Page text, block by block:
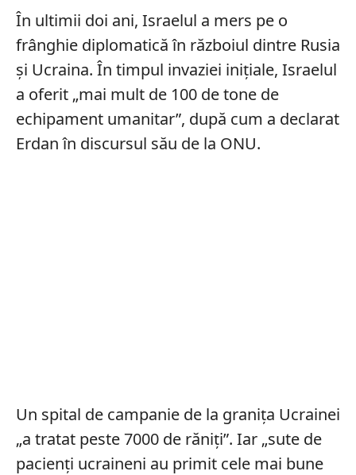
În ultimii doi ani, Israelul a mers pe o
frânghie diplomatică în războiul dintre Rusia
și Ucraina. În timpul invaziei inițiale, Israelul
a oferit „mai mult de 100 de tone de
echipament umanitar”, după cum a declarat
Erdan în discursul său de la ONU.
Un spital de campanie de la granița Ucrainei
„a tratat peste 7000 de răniți”. Iar „sute de
pacienți ucraineni au primit cele mai bune